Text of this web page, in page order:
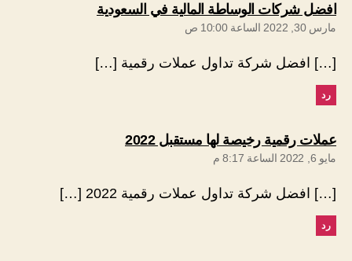
افضل شركات الوساطة المالية في السعودية
مارس 30, 2022 الساعة 10:00 ص
[…] افضل شركة تداول عملات رقمية […]
رد
عملات رقمية رخيصة لها مستقبل 2022 يقول:
مايو 6, 2022 الساعة 8:17 م
[…] افضل شركة تداول عملات رقمية 2022 […]
رد